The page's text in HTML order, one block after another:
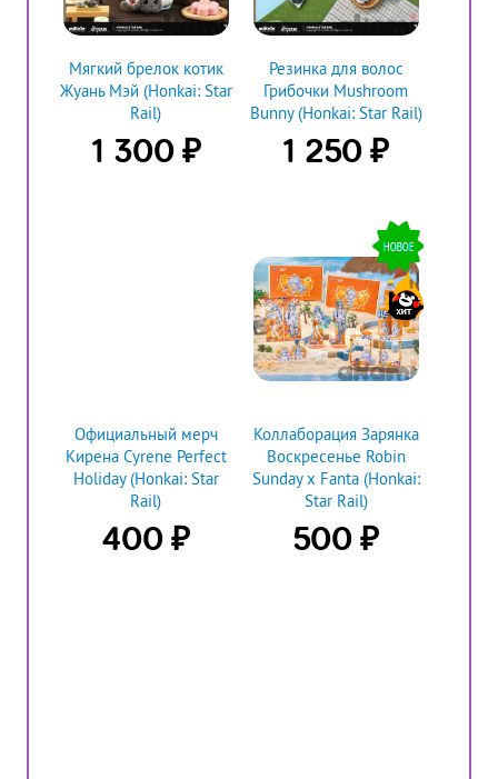
Мягкий брелок котик
Жуань Мэй (Honkai: Star
Rail)
1 300 ₽
Резинка для волос
Грибочки Mushroom
Bunny (Honkai: Star Rail)
1 250 ₽
Официальный мерч
Кирена Cyrene Perfect
Holiday (Honkai: Star
Rail)
400 ₽
Коллаборация Зарянка
Воскресенье Robin
Sunday х Fanta (Honkai:
Star Rail)
500 ₽